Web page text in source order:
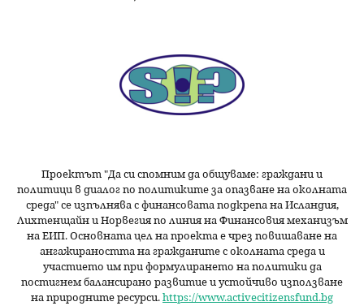
Проектът "Да си спомним даобщуваме: граждани и
политици в диалог по политиките за опазване на околната
среда" се изпълнява с финансовата подкрепа на Исландия,
Лихтенщайн и Норвегия по линия на Финансовия механизъм
на ЕИП. Основната цел на проекта е чрез повишаване на
ангажираността на гражданите с околната среда и
участието им при формулирането на политики да
постигнем балансирано развитие и устойчиво използване
на природните ресурси.https://www.activecitizensfund.bg